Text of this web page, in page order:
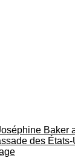
Baker
des